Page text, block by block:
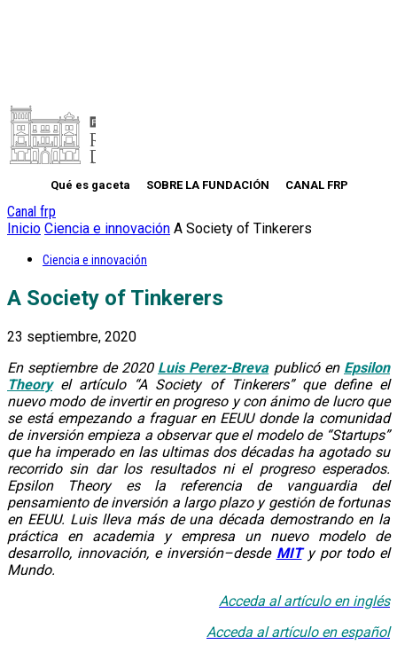
Qué es gaceta SOBRE LA FUNDACIÓN CANAL FRP
Canal frp
Inicio Ciencia e innovación A Society of Tinkerers
Ciencia e innovación
A Society of Tinkerers
23 septiembre, 2020
En septiembre de 2020 Luis Perez-Brevapublicó en Epsilon
Theoryel artículo “A Society of Tinkerers” que define el
nuevo modo de invertir en progreso y con ánimo de lucro que
se está empezando a fraguar en EEUU donde la comunidad
de inversión empieza a observar que el modelo de “Startups”
que ha imperado en las ultimas dos décadas ha agotado su
recorrido sin dar los resultados ni el progreso esperados.
Epsilon Theory es la referencia de vanguardia del
pensamiento de inversión a largo plazo y gestión de fortunas
en EEUU. Luis lleva más de una década demostrando en la
práctica en academia y empresa un nuevo modelo de
desarrollo, innovación, e inversión–desde MIT y por todo el
Mundo.
Acceda al artículo en inglés
Acceda al artículo en español